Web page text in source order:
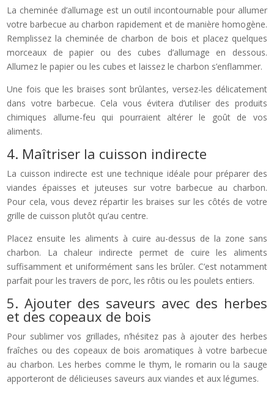
La cheminée d’allumage est un outil incontournable pour allumer
votre barbecue au charbon rapidement et de manière homogène.
Remplissez la cheminée de charbon de bois et placez quelques
morceaux de papier ou des cubes d’allumage en dessous.
Allumez le papier ou les cubes et laissez le charbon s’enflammer.
Une fois que les braises sont brûlantes, versez-les délicatement
dans votre barbecue. Cela vous évitera d’utiliser des produits
chimiques allume-feu qui pourraient altérer le goût de vos
aliments.
4. Maîtriser la cuisson indirecte
La cuisson indirecte est une technique idéale pour préparer des
viandes épaisses et juteuses sur votre barbecue au charbon.
Pour cela, vous devez répartir les braises sur les côtés de votre
grille de cuisson plutôt qu’au centre.
Placez ensuite les aliments à cuire au-dessus de la zone sans
charbon. La chaleur indirecte permet de cuire les aliments
suffisamment et uniformément sans les brûler. C’est notamment
parfait pour les travers de porc, les rôtis ou les poulets entiers.
5. Ajouter des saveurs avec des herbes
et des copeaux de bois
Pour sublimer vos grillades, n’hésitez pas à ajouter des herbes
fraîches ou des copeaux de bois aromatiques à votre barbecue
au charbon. Les herbes comme le thym, le romarin ou la sauge
apporteront de délicieuses saveurs aux viandes et aux légumes.